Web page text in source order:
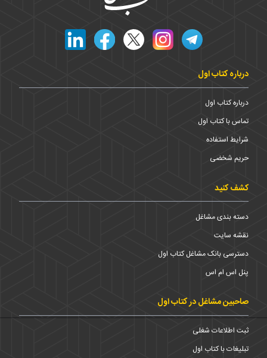
درباره کتاب اول
درباره کتاب اول
تماس با کتاب اول
شرایط استفاده
حریم شخضی
کشف کنید
دسته بندی مشاغل
نقشه سایت
دسترسی بانک مشاغل کتاب اول
پنل اس ام اس
صاحبین مشاغل در کتاب اول
ثبت اطلاعات شغلی
تبلیغات با کتاب اول